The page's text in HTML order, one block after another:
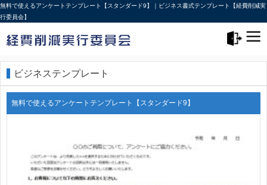
無料で使えるアンケートテンプレート【スタンダード9】｜ビジネス書式テンプレート【経費削減実
行委員会】
ビジネステンプレート
無料で使えるアンケートテンプレート【スタンダード9】